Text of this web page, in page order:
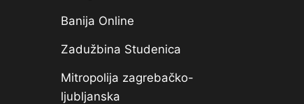
Banija Online
Zadužbina Studenica
Mitropolija zagrebačko-
ljubljanska